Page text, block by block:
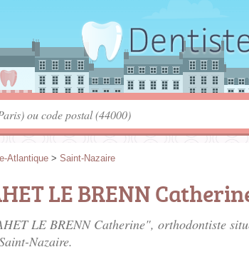
Atlantique > Saint-Nazaire
LE BRENN
LE BRENN Catherine", orthodontiste
Nazaire.